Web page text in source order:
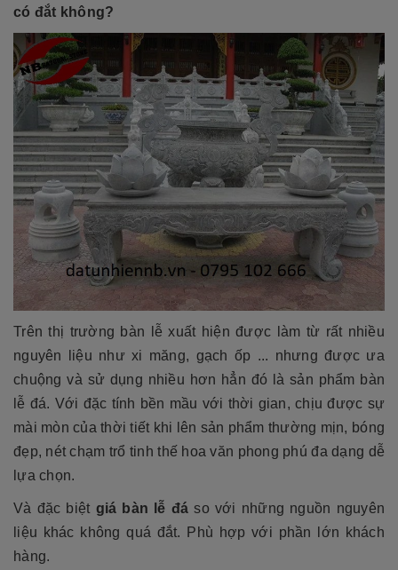
có đắt không?
Trên thị trường bàn lễ xuất hiện được làm từ rất nhiều
nguyên liệu như xi măng, gạch ốp ... nhưng được ưa
chuộng và sử dụng nhiều hơn hẳn đó là sản phẩm bàn
lễ đá. Với đặc tính bền mầu với thời gian, chịu được sự
mài mòn của thời tiết khi lên sản phẩm thường mịn, bóng
đẹp, nét chạm trổ tinh thế hoa văn phong phú đa dạng dễ
lựa chọn.
Và đặc biệt giá bàn lễ đá so với những nguồn nguyên
liệu khác không quá đắt. Phù hợp với phần lớn khách
hàng.